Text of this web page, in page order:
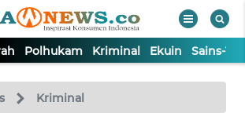
Polhukam Kriminal Ekuin Sains-
Kriminal